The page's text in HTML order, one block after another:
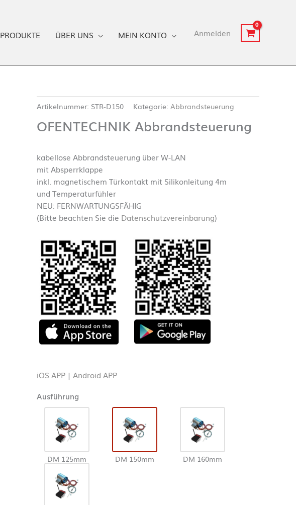
PRODUKTE ÜBER UNS MEIN KONTO Anmelden
Artikelnummer: STR-D150 Kategorie: Abbrandsteuerung
OFENTECHNIK Abbrandsteuerung
kabellose Abbrandsteuerung über W-LAN
mit Absperrklappe
inkl. magnetischem Türkontakt mit Silikonleitung 4m
und Temperaturfühler
NEU: FERNWARTUNGSFÄHIG
(Bitte beachten Sie die Datenschutzvereinbarung)
iOS APP |Android APP
Ausführung
DM 125mm DM 150mm DM 160mm